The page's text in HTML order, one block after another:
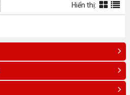
Hiển thị: